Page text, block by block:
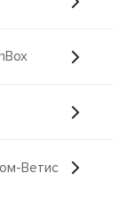
Ветиc